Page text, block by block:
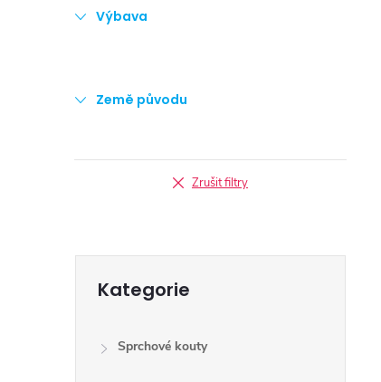
Výbava
Země původu
Zrušit filtry
kategorie
Kategorie
Sprchové kouty